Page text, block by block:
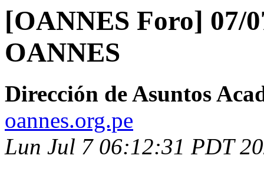
[OANNES Foro] 07/
OANNES
Dirección de Asuntos
oannes.org.pe
Lun Jul 7 06:12:31 PDT